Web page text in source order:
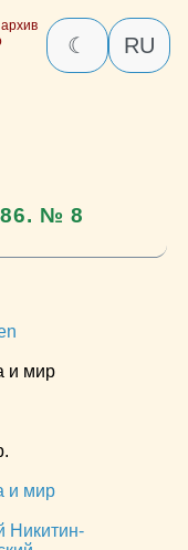
☾ RU
№ 8
и мир
и мир
Никитин-